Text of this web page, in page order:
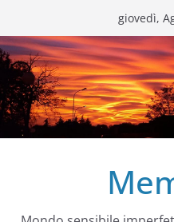
al
contenuto
giovedì,